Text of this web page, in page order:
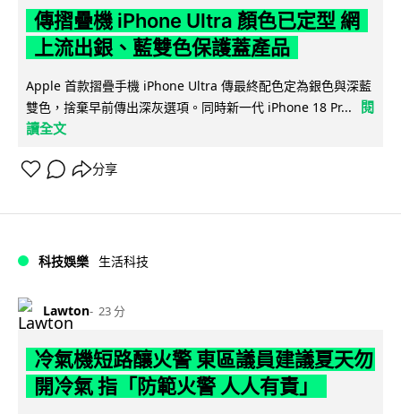
傳摺疊機 iPhone Ultra 顏色已定型 網
上流出銀、藍雙色保護蓋產品
Apple 首款摺疊手機 iPhone Ultra 傳最終配色定為銀色與深藍
雙色，捨棄早前傳出深灰選項。同時新一代 iPhone 18 Pr...
閱
讀全文
分享
科技娛樂 生活科技
Lawton 23 分
冷氣機短路釀火警 東區議員建議夏天勿
開冷氣 指「防範火警 人人有責」